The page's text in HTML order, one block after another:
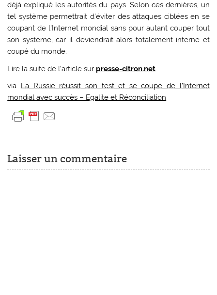
déjà expliqué les autorités du pays. Selon ces dernières, un
tel système permettrait d’éviter des attaques ciblées en se
coupant de l’Internet mondial sans pour autant couper tout
son système, car il deviendrait alors totalement interne et
coupé du monde.
Lire la suite de l’article sur presse-citron.net
via La Russie réussit son test et se coupe de l’Internet
mondial avec succès – Egalite et Réconciliation
Laisser un commentaire